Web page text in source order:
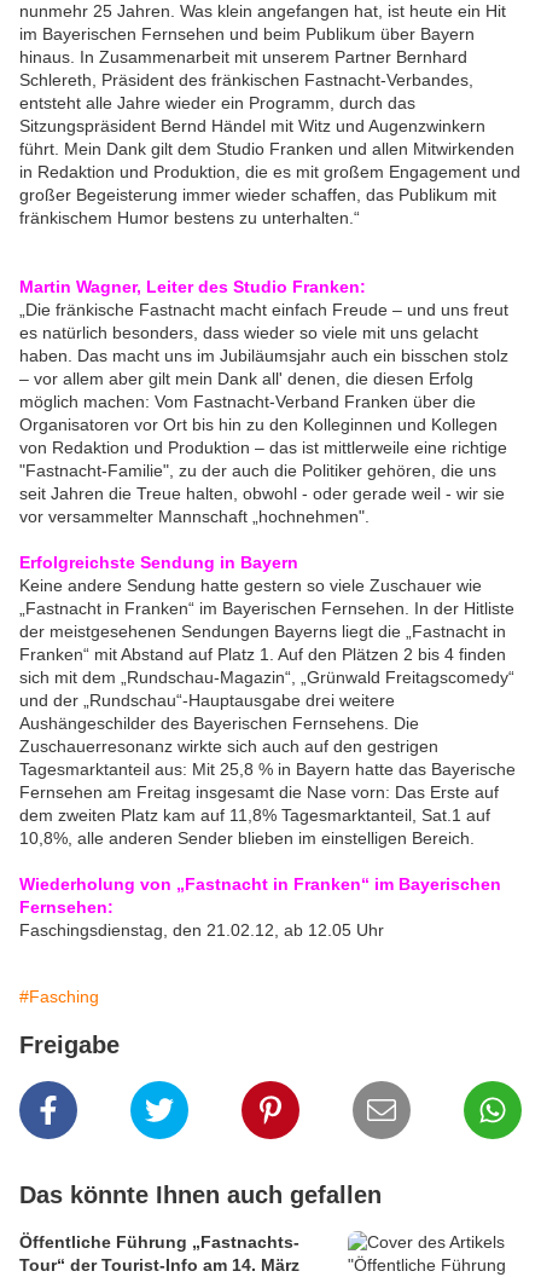
nunmehr 25 Jahren. Was klein angefangen hat, ist heute ein Hit
im Bayerischen Fernsehen und beim Publikum über Bayern
hinaus. In Zusammenarbeit mit unserem Partner Bernhard
Schlereth, Präsident des fränkischen Fastnacht-Verbandes,
entsteht alle Jahre wieder ein Programm, durch das
Sitzungspräsident Bernd Händel mit Witz und Augenzwinkern
führt. Mein Dank gilt dem Studio Franken und allen Mitwirkenden
in Redaktion und Produktion, die es mit großem Engagement und
großer Begeisterung immer wieder schaffen, das Publikum mit
fränkischem Humor bestens zu unterhalten.“
Martin Wagner, Leiter des Studio Franken:
„Die fränkische Fastnacht macht einfach Freude – und uns freut
es natürlich besonders, dass wieder so viele mit uns gelacht
haben. Das macht uns im Jubiläumsjahr auch ein bisschen stolz
– vor allem aber gilt mein Dank all' denen, die diesen Erfolg
möglich machen: Vom Fastnacht-Verband Franken über die
Organisatoren vor Ort bis hin zu den Kolleginnen und Kollegen
von Redaktion und Produktion – das ist mittlerweile eine richtige
"Fastnacht-Familie", zu der auch die Politiker gehören, die uns
seit Jahren die Treue halten, obwohl - oder gerade weil - wir sie
vor versammelter Mannschaft „hochnehmen".
Erfolgreichste Sendung in Bayern
Keine andere Sendung hatte gestern so viele Zuschauer wie
„Fastnacht in Franken“ im Bayerischen Fernsehen. In der Hitliste
der meistgesehenen Sendungen Bayerns liegt die „Fastnacht in
Franken“ mit Abstand auf Platz 1. Auf den Plätzen 2 bis 4 finden
sich mit dem „Rundschau-Magazin“, „Grünwald Freitagscomedy“
und der „Rundschau“-Hauptausgabe drei weitere
Aushängeschilder des Bayerischen Fernsehens. Die
Zuschauerresonanz wirkte sich auch auf den gestrigen
Tagesmarktanteil aus: Mit 25,8 % in Bayern hatte das Bayerische
Fernsehen am Freitag insgesamt die Nase vorn: Das Erste auf
dem zweiten Platz kam auf 11,8% Tagesmarktanteil, Sat.1 auf
10,8%, alle anderen Sender blieben im einstelligen Bereich.
Wiederholung von „Fastnacht in Franken“ im Bayerischen
Fernsehen:
Faschingsdienstag, den 21.02.12, ab 12.05 Uhr
#Fasching
Freigabe
Das könnte Ihnen auch gefallen
Öffentliche Führung „Fastnachts-
Tour“ der Tourist-Info am 14. März